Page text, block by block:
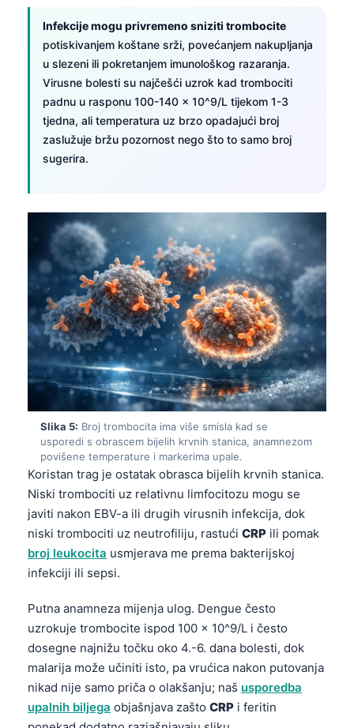
Infekcije mogu privremeno sniziti trombocite
potiskivanjem koštane srži, povećanjem nakupljanja
u slezeni ili pokretanjem imunološkog razaranja.
Virusne bolesti su najčešći uzrok kad trombociti
padnu u rasponu 100-140 × 10^9/L tijekom 1-3
tjedna, ali temperatura uz brzo opadajući broj
zaslužuje bržu pozornost nego što to samo broj
sugerira.
Slika 5: Broj trombocita ima više smisla kad se
usporedi s obrascem bijelih krvnih stanica, anamnezom
povišene temperature i markerima upale.
Koristan trag je ostatak obrasca bijelih krvnih stanica.
Niski trombociti uz relativnu limfocitozu mogu se
javiti nakon EBV-a ili drugih virusnih infekcija, dok
niski trombociti uz neutrofiliju, rastući CRP ili pomak
broj leukocita usmjerava me prema bakterijskoj
infekciji ili sepsi.
Putna anamneza mijenja ulog. Dengue često
uzrokuje trombocite ispod 100 × 10^9/L i često
dosegne najnižu točku oko 4.-6. dana bolesti, dok
malarija može učiniti isto, pa vrućica nakon putovanja
nikad nije samo priča o olakšanju; naš usporedba
upalnih biljega objašnjava zašto CRP i feritin